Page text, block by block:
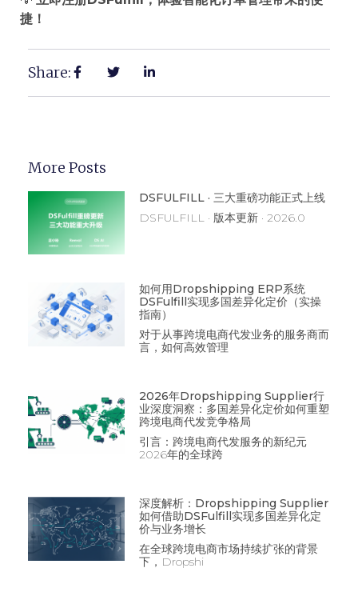
捷！
Share:
More Posts
DSFULFILL · 三大重磅功能正式上线
DSFULFILL · 版本更新 · 2026.0
如何用Dropshipping ERP系统
DSFulfill实现多国差异化定价（实操
指南）
对于从事跨境电商代发业务的服务商而
言，如何高效管理
2026年Dropshipping Supplier行
业深度洞察：多国差异化定价如何重塑
跨境电商代发竞争格局
引言：跨境电商代发服务的新纪元
2026年的全球跨
深度解析：Dropshipping Supplier
如何借助DSFulfill实现多国差异化定
价与业务增长
在全球跨境电商市场持续扩张的背景
下，Dropshi